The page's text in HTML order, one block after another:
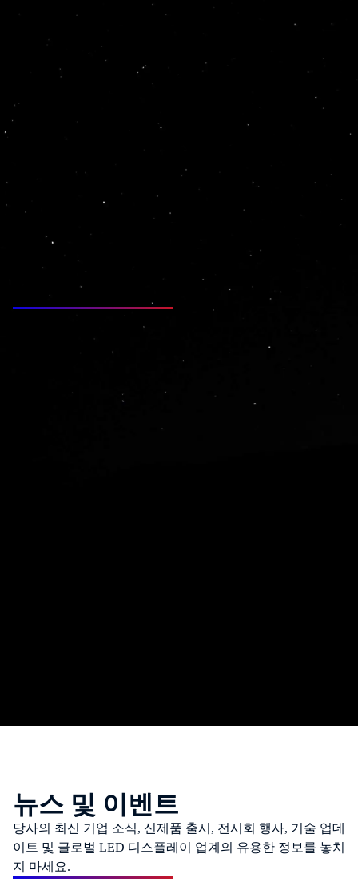
뉴스 및 이벤트
당사의 최신 기업 소식, 신제품 출시, 전시회 행사, 기술 업데
이트 및 글로벌 LED 디스플레이 업계의 유용한 정보를 놓치
지 마세요.